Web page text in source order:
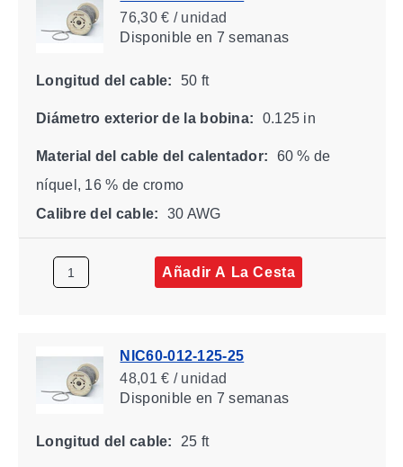
76,30 € / unidad
Disponibleen 7 semanas
Longitud del cable: 50 ft
Diámetro exterior de la bobina: 0.125 in
Material del cable del calentador:
60 % de
níquel, 16 % de cromo
Calibre del cable:
30 AWG
Añadir A La Cesta
NIC60-012-125-25
48,01 € / unidad
Disponibleen 7 semanas
Longitud del cable: 25 ft